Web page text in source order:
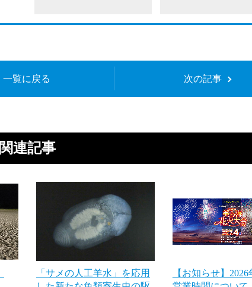
一覧に戻る 次の記事
関連記事
「サメの人工羊水」を応用
【お知らせ】